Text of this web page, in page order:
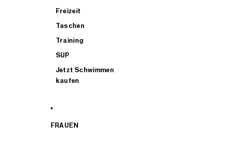
Freizeit
Taschen
Training
SUP
Jetzt Schwimmen
kaufen
FRAUEN